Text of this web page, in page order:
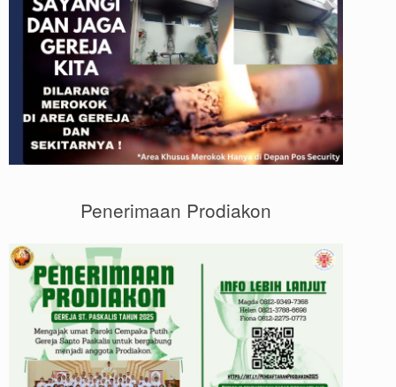
Penerimaan Prodiakon